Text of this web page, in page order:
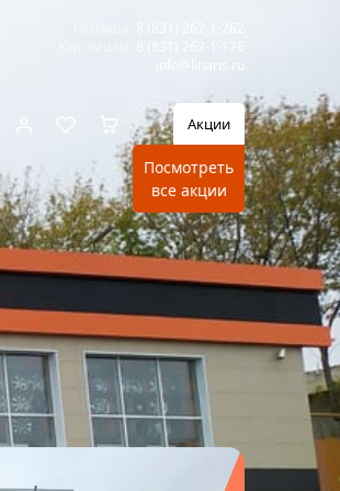
info@linaris.ru
Акции
Посмотреть
все акции